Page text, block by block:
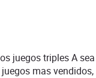
juegos triples A sea
mas vendidos,